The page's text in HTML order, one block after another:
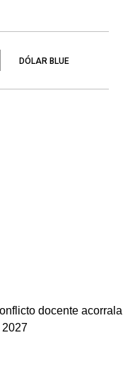
DÓLAR BLUE